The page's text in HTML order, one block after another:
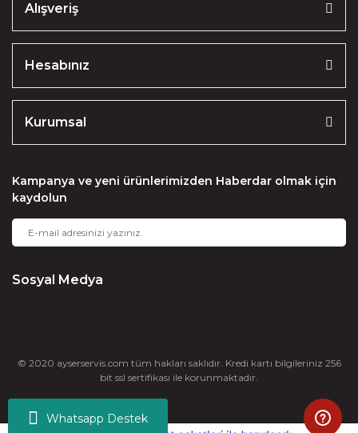
Whatsapp Destek
Alışveriş
Hesabınız
Kurumsal
Kampanya ve yeni ürünlerimizden Haberdar olmak için
kaydolun
Sosyal Medya
© 2020 ayserservis.com tüm hakları saklıdır. Kredi kartı bilgileriniz 256
bit ssl sertifikası ile korunmaktadır.